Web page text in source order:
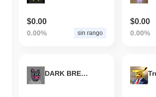
$0.00
0.00% sin rango
$0.00
0.00%
DARK BRETT